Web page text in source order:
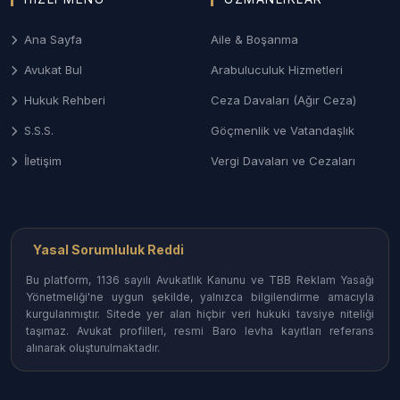
Özellikle turistik bölgelerdeki tahliye davaları, kira
hukukundan doğan uyuşmazlıkların çözümü.
iş kazaları, kıdem ve ihbar tazminatları ile mobbing
davalarında işçi ve işveren haklarının korunması.
Balıkesir’in geniş coğrafyasındaki her noktada
Altıeylül ve Karesi (Merkez) Avukatları: Adliye
çevresinde kümelenmiş, her branşta hizmet
veren bürolar.
Ana Sayfa
Avukat Bul
Hukuk Rehberi
S.S.S.
İletişim
Aile & Boşanma
Arabuluculuk Hizmetleri
Ceza Davaları (Ağır Ceza)
Göçmenlik ve Vatandaşlık
Vergi Davaları ve Cezaları
Yasal Sorumluluk Reddi
Bu platform, 1136 sayılı Avukatlık Kanunu ve TBB Reklam Yasağı
Yönetmeliği'ne uygun şekilde, yalnızca bilgilendirme amacıyla
kurgulanmıştır. Sitede yer alan hiçbir veri hukuki tavsiye niteliği
taşımaz. Avukat profilleri, resmi Baro levha kayıtları referans
alınarak oluşturulmaktadır.